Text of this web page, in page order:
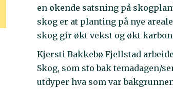
en økende satsning på
skog er at planting på nye
skog gir økt vekst og økt
Kjersti Bakkebø Fjellstad
Skog, som sto bak temadagen/
utdyper hva som var